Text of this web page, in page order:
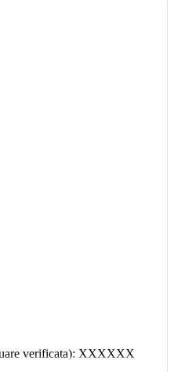
verificata): XXXXXX